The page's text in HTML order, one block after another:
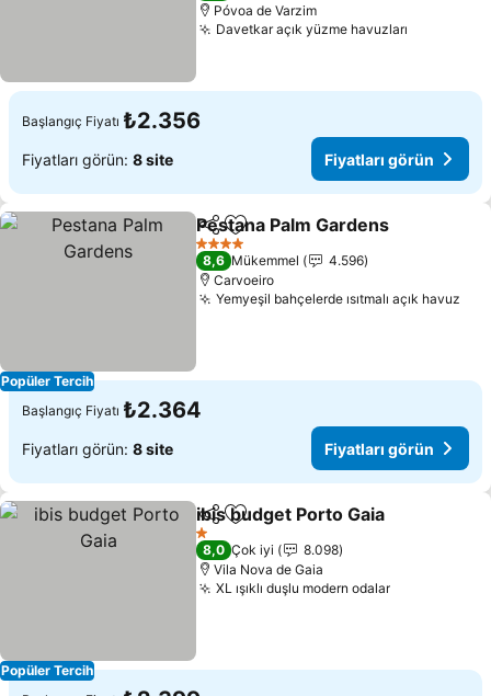
Póvoa de Varzim
Davetkar açık yüzme havuzları
Başlangıç Fiyatı ₺2.356
Fiyatları görün: 8 site Fiyatları görün
Popüler Tercih
PaylaşFavorilerime ekle
Pestana Palm Gardens
4 Yıldız
8,6 Mükemmel
4.596
Carvoeiro
Yemyeşil bahçelerde ısıtmalı açık havuz
Başlangıç Fiyatı ₺2.364
Fiyatları görün: 8 site Fiyatları görün
Popüler Tercih
PaylaşFavorilerime ekle
ibis budget Porto Gaia
1 Yıldız
8,0 Çok iyi
8.098
Vila Nova de Gaia
XL ışıklı duşlu modern odalarFiyatları